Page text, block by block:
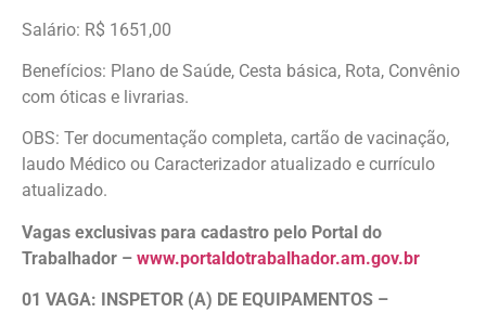
Salário: R$ 1651,00
Benefícios: Plano de Saúde, Cesta básica, Rota, Convênio
com óticas e livrarias.
OBS: Ter documentação completa, cartão de vacinação,
laudo Médico ou Caracterizador atualizado e currículo
atualizado.
Vagas exclusivas para cadastro pelo Portal do
Trabalhador – www.portaldotrabalhador.am.gov.br
01 VAGA: INSPETOR (A) DE EQUIPAMENTOS –